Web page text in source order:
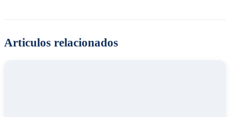
Articulos relacionados